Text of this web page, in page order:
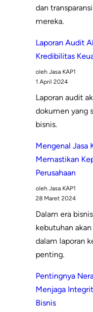
dan
mereka.
Laporan Audit
Kredibilitas
oleh Jasa KAP1
1 April 2024
Laporan audit
dokumen yang
bisnis.
Mengenal Jasa
Memastikan
Perusahaan
oleh Jasa KAP1
28 Maret 2024
Dalam era
kebutuhan
dalam laporan
penting.
Pentingnya
Menjaga
Bisnis